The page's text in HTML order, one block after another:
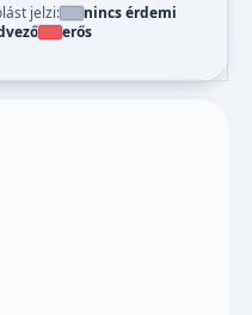
jelzi:
nincs érdemi
erős